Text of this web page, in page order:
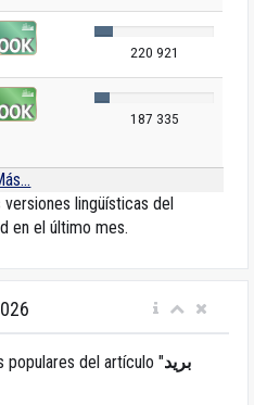
220 921
187 335
lingüísticas del
en el último mes.
populares del artículo "بريد